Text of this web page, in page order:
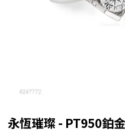
永恆璀璨 - PT950鉑